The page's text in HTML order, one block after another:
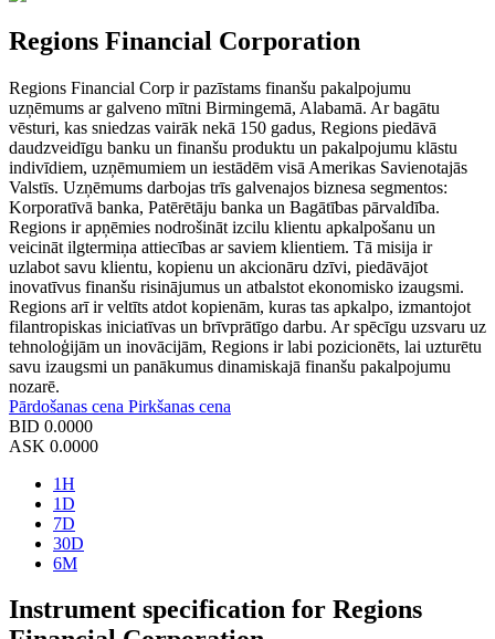
Regions Financial Corporation
Regions Financial Corp ir pazīstams finanšu pakalpojumu
uzņēmums ar galveno mītni Birmingemā, Alabamā. Ar bagātu
vēsturi, kas sniedzas vairāk nekā 150 gadus, Regions piedāvā
daudzveidīgu banku un finanšu produktu un pakalpojumu klāstu
indivīdiem, uzņēmumiem un iestādēm visā Amerikas Savienotajās
Valstīs. Uzņēmums darbojas trīs galvenajos biznesa segmentos:
Korporatīvā banka, Patērētāju banka un Bagātības pārvaldība.
Regions ir apņēmies nodrošināt izcilu klientu apkalpošanu un
veicināt ilgtermiņa attiecības ar saviem klientiem. Tā misija ir
uzlabot savu klientu, kopienu un akcionāru dzīvi, piedāvājot
inovatīvus finanšu risinājumus un atbalstot ekonomisko izaugsmi.
Regions arī ir veltīts atdot kopienām, kuras tas apkalpo, izmantojot
filantropiskas iniciatīvas un brīvprātīgo darbu. Ar spēcīgu uzsvaru uz
tehnoloģijām un inovācijām, Regions ir labi pozicionēts, lai uzturētu
savu izaugsmi un panākumus dinamiskajā finanšu pakalpojumu
nozarē.
Pārdošanas cena Pirkšanas cena
BID 0.0000
ASK 0.0000
1H
1D
7D
30D
6M
Instrument specification for Regions